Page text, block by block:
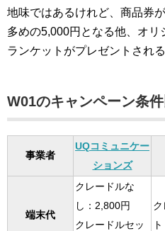
地味ではあるけれど、商品券
多めの5,000円となる他、オ
ランケットがプレゼントされる
W01のキャンペーン条
事業者
UQコミュニケー
ションズ
端末代
クレードルな
し：2,800円
クレードルセッ
ク